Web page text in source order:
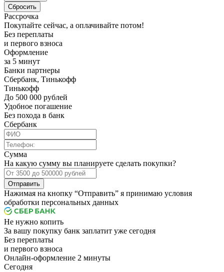
Рассрочка
Покупайте сейчас, а оплачивайте потом!
Без переплаты
и первого взноса
Оформление
за 5 минут
Банки партнеры
Сбербанк, Тинькофф
Тинькофф
До 500 000 рублей
Удобное погашение
Без похода в банк
Сбербанк
Сумма
На какую сумму вы планируете сделать покупки?
Отправить
Нажимая на кнопку “Отправить” я принимаю условия
обработки персональных данных
Не нужно копить
За вашу покупку банк заплатит уже сегодня
Без переплаты
и первого взноса
Онлайн-оформление 2 минуты
Cегодня